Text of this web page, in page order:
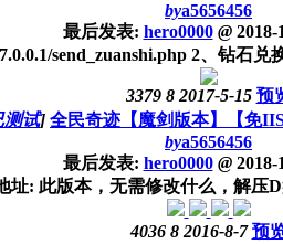
bya5656456
最后发表: hero0000 @2018-
send_zuanshi.php 2、钻石
3379 8 2017-5-15 预
测试] 全民奇迹【魔剑版本】【免
bya5656456
最后发表: hero0000 @2018-
址: 此版本，无需修改什么，解压D
4036 8 2016-8-7 预